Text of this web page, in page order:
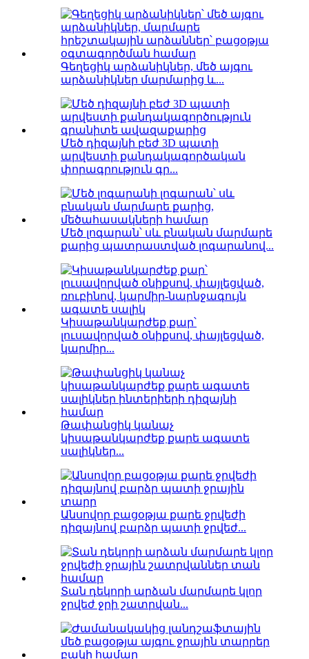
Գեղեցիկ արձանիկներ, մեծ այգու
արձանիկներ մարմարից և...
Մեծ դիզայնի բեժ 3D պատի
արվեստի քանդակագործական
փորագրություն գր...
Մեծ լոգարան՝ սև բնական մարմարե
քարից պատրաստված լոգարանով...
Կիսաթանկարժեք քար՝
լուսավորված օնիքսով, փայլեցված,
կարմիր...
Թափանցիկ կանաչ
կիսաթանկարժեք քարե ագատե
սալիկներ...
Անսովոր բացօթյա քարե ջրվեժի
դիզայնով բարձր պատի ջրվեժ...
Տան դեկորի արձան մարմարե կլոր
ջրվեժ ջրի շատրվան...